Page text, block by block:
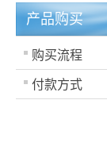
产品购买
购买流程
付款方式